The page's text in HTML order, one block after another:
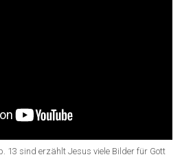
13 sind erzählt Jesus viele Bilder für Gott